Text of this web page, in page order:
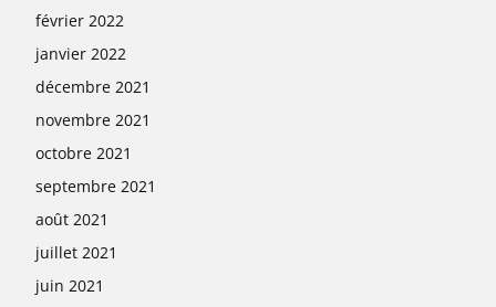
février 2022
janvier 2022
décembre 2021
novembre 2021
octobre 2021
septembre 2021
août 2021
juillet 2021
juin 2021